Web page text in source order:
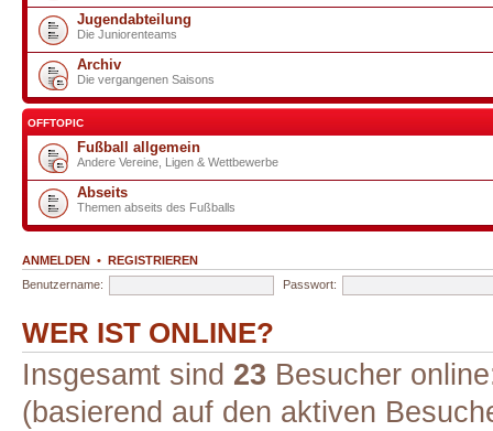
Jugendabteilung
Die Juniorenteams
Archiv
Die vergangenen Saisons
OFFTOPIC
Fußball allgemein
Andere Vereine, Ligen & Wettbewerbe
Abseits
Themen abseits des Fußballs
ANMELDEN • REGISTRIEREN
Benutzername:
Passwort:
WER IST ONLINE?
Insgesamt sind 23 Besucher
(basierend auf den aktiven